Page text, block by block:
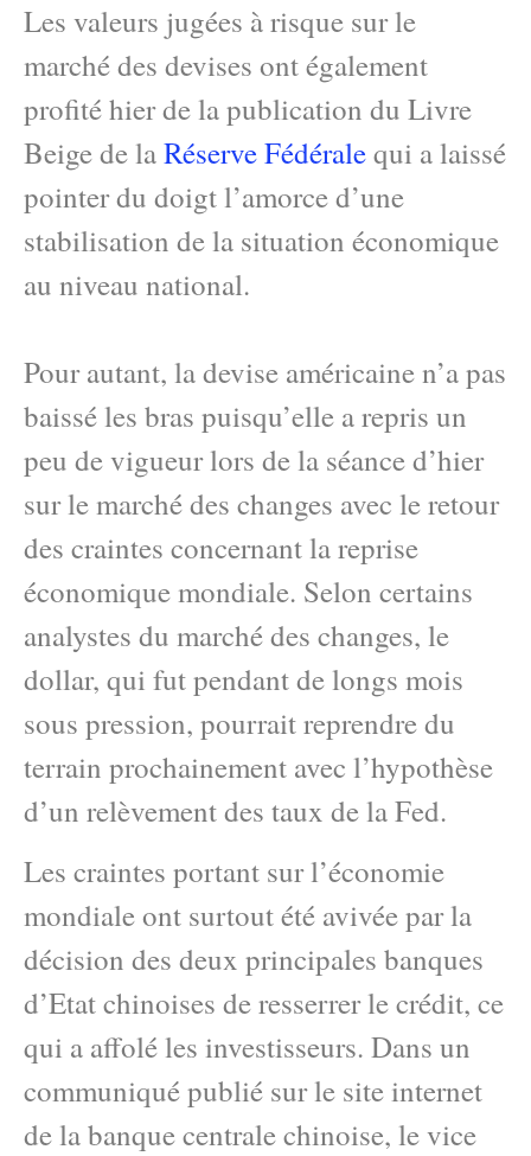
Les valeurs jugées à risque sur le
marché des devises ont également
profité hier de la publication du Livre
Beige de laRéserve Fédéralequi a laissé
pointer du doigt l’amorce d’une
stabilisation de la situation économique
au niveau national.
Pour autant, la devise américaine n’a pas
baissé les bras puisqu’elle a repris un
peu de vigueur lors de la séance d’hier
sur le marché des changes avec le retour
des craintes concernant la reprise
économique mondiale. Selon certains
analystes du marché des changes, le
dollar, qui fut pendant de longs mois
sous pression, pourrait reprendre du
terrain prochainement avec l’hypothèse
d’un relèvement des taux de la Fed.
Les craintes portant sur l’économie
mondiale ont surtout été avivée par la
décision des deux principales banques
d’Etat chinoises de resserrer le crédit, ce
qui a affolé les investisseurs. Dans un
communiqué publié sur le site internet
de la banque centrale chinoise, le vice